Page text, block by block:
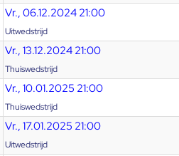
Vr., 06.12.2024 21:00
Uitwedstrijd
Vr., 13.12.2024 21:00
Thuiswedstrijd
Vr., 10.01.2025 21:00
Thuiswedstrijd
Vr., 17.01.2025 21:00
Uitwedstrijd